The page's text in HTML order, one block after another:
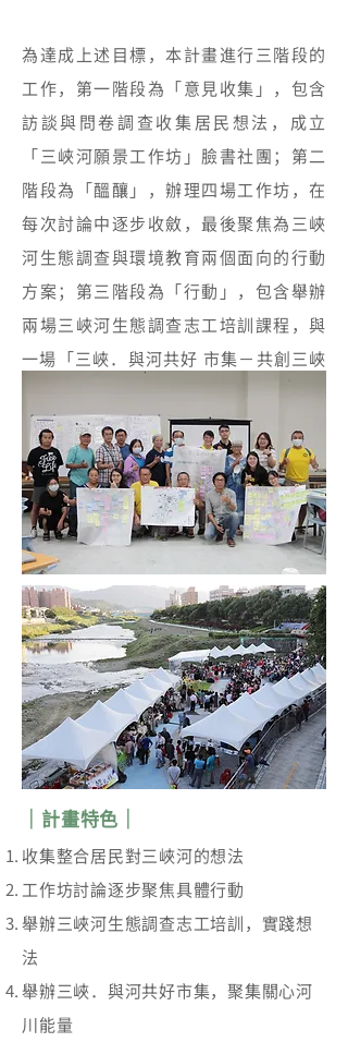
為達成上述目標，本計畫進行三階段的
工作，第一階段為「意見收集」，包含
訪談與問卷調查收集居民想法，成立
「三峽河願景工作坊」臉書社團；第二
階段為「醞釀」，辦理四場工作坊，在
每次討論中逐步收斂，最後聚焦為三峽
河生態調查與環境教育兩個面向的行動
方案；第三階段為「行動」，包含舉辦
兩場三峽河生態調查志工培訓課程，與
一場「三峽．與河共好 市集－共創三峽
河願景」，邀請在地學校展現河川教育
成果，亦舉辦親子河川教育活動、賞鳥
活動，並安排在地學生表演、在地美
食，當天吸引千人湧入參與。上述種種
皆期盼將對河流的關注，向下扎根，由
在地做起，故事未完待續……。
｜計畫特色｜
收集整合居民對三峽河的想法
工作坊討論逐步聚焦具體行動
舉辦三峽河生態調查志工培訓，實踐想
法
舉辦三峽．與河共好市集，聚集關心河
川能量